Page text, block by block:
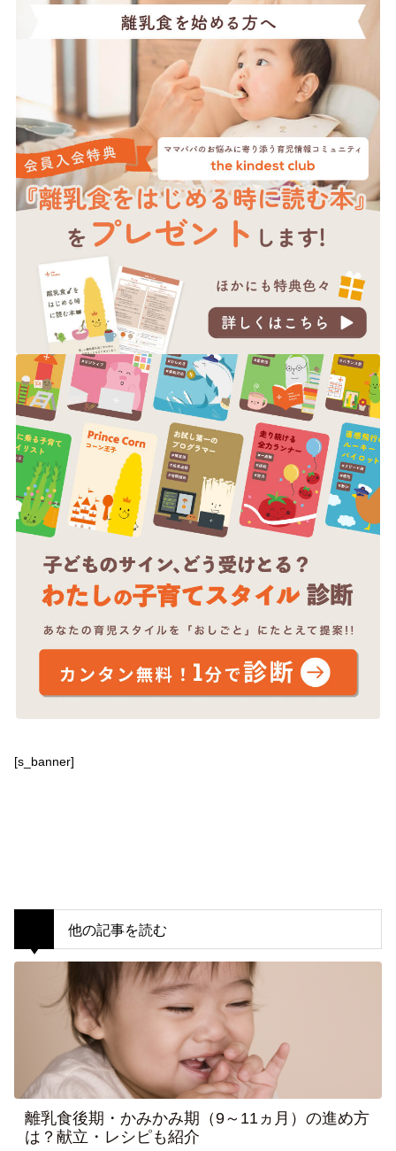
[s_banner]
他の記事を読む
離乳食後期・かみかみ期（9～11ヵ月）の進め方
は？献立・レシピも紹介